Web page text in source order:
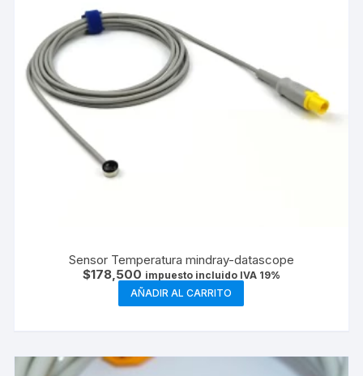
Sensor Temperatura mindray-datascope
$178,500 impuesto incluido IVA 19%
AÑADIR AL CARRITO